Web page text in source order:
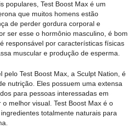
populares, Test Boost Max é um
que muitos homens estão
de perder gordura corporal e
ser esse o hormônio masculino, é bom
responsável por características físicas
muscular e produção de esperma.
pelo Test Boost Max, a Sculpt Nation, é
nutrição. Eles possuem uma extensa
para pessoas interessadas em
melhor visual. Test Boost Max é o
totalmente naturais para